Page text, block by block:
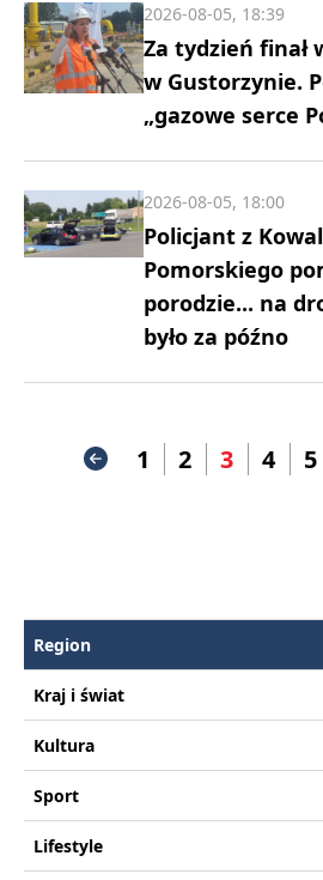
Za tydzień finał
w Gustorzynie.
„gazowe serce
2026-08-05, 18:39
Policjant z
Pomorskiego
porodzie... na
było za późno
2026-08-05, 18:00
1 2 3 4 5
Region
Kraj i świat
Kultura
Sport
Lifestyle